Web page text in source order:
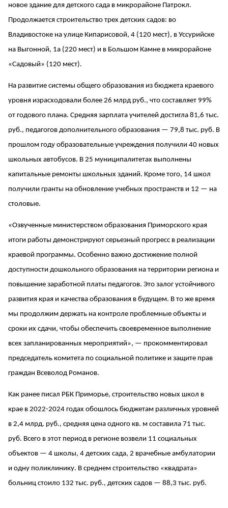
новое здание для детского сада в микрорайоне Патрокл.
Продолжается строительство трех детских садов: во
Владивостоке на улице Кипарисовой, 4 (120 мест), в Уссурийске
на Выгонной, 1а (220 мест) и в Большом Камне в микрорайоне
«Садовый» (120 мест).
На развитие системы общего образования из бюджета краевого
уровня израсходовали более 26 млрд руб., что составляет 99%
от годового плана. Средняя зарплата учителей достигла 81,6 тыс.
руб., педагогов дополнительного образования — 79,8 тыс. руб. В
прошлом году образовательные учреждения получили 40 новых
школьных автобусов. В 25 муниципалитетах выполнены
капитальные ремонты школьных зданий. Кроме того, 14 школ
получили гранты на обновление учебных пространств и 12 — на
столовые.
«Озвученные министерством образования Приморского края
итоги работы демонстрируют серьезный прогресс в реализации
краевой программы. Особенно важно достижение полной
доступности дошкольного образования на территории региона и
повышение заработной платы педагогов. Это залог устойчивого
развития края и качества образования в будущем. В то же время
мы продолжим держать на контроле проблемные объекты и
сроки их сдачи, чтобы обеспечить своевременное выполнение
всех запланированных мероприятий», — прокомментировал
председатель комитета по социальной политике и защите прав
граждан Всеволод Романов.
Как ранее писал РБК Приморье, строительство новых школ в
крае в 2022-2024 годах обошлось бюджетам различных уровней
в 2,4 млрд. руб., средняя цена одного кв. м составила 71 тыс.
руб. Всего в этот период в регионе возвели 11 социальных
объектов — 4 школы, 4 детских сада, 2 врачебные амбулатории
и одну поликлинику. В среднем строительство «квадрата»
больниц стоило 132 тыс. руб., детских садов — 88,3 тыс. руб.